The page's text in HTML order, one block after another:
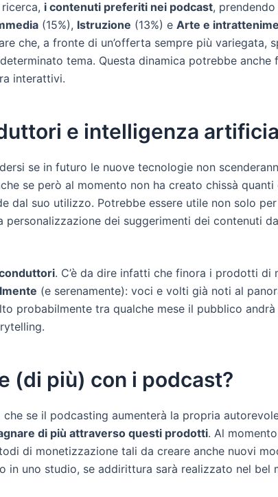
i contenuti preferiti nei podcast,
(15%), Istruzione (13%) e Arte e
che, a fronte di un’offerta sempre più variegata,
tema. Questa dinamica potrebbe anche
interattivi.
e intelligenza
se in futuro le nuove tecnologie non
se però al momento non ha creato chissà
dal suo utilizzo. Potrebbe essere utile non solo
personalizzazione dei suggerimenti dei contenuti
. C’è da dire infatti che finora i prodotti
(e serenamente): voci e volti già noti al
probabilmente tra qualche mese il pubblico
(di più) con i podcast?
se il podcasting aumenterà la propria
di più attraverso questi prodotti. Al momento
di monetizzazione tali da creare anche nuovi
in uno studio, se addirittura sarà realizzato nel bel